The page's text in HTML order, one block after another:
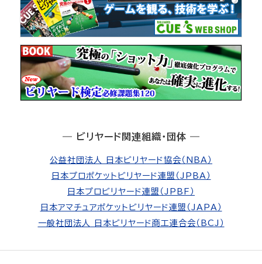
― ビリヤード関連組織・団体 ―
公益社団法人 日本ビリヤード協会（NBA）
日本プロポケットビリヤード連盟（JPBA）
日本プロビリヤード連盟（JPBF）
日本アマチュアポケットビリヤード連盟（JAPA）
一般社団法人 日本ビリヤード商工連合会（BCJ）